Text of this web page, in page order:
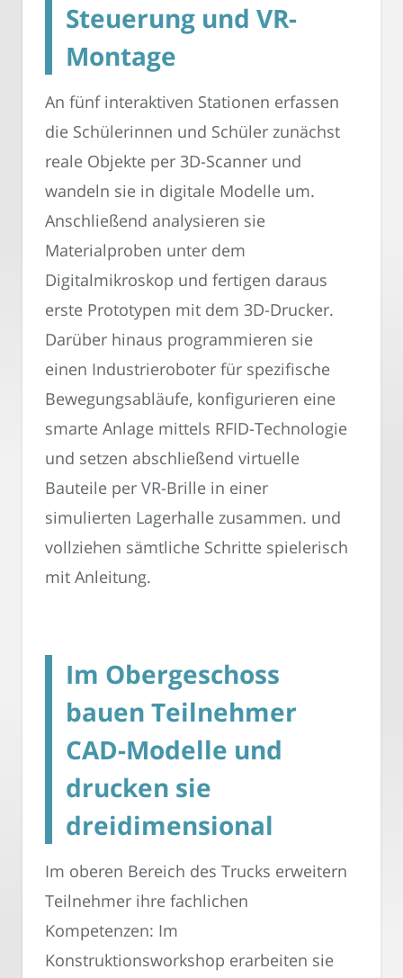
Steuerung und VR-
Montage
An fünf interaktiven Stationen erfassen
die Schülerinnen und Schüler zunächst
reale Objekte per 3D-Scanner und
wandeln sie in digitale Modelle um.
Anschließend analysieren sie
Materialproben unter dem
Digitalmikroskop und fertigen daraus
erste Prototypen mit dem 3D-Drucker.
Darüber hinaus programmieren sie
einen Industrieroboter für spezifische
Bewegungsabläufe, konfigurieren eine
smarte Anlage mittels RFID-Technologie
und setzen abschließend virtuelle
Bauteile per VR-Brille in einer
simulierten Lagerhalle zusammen. und
vollziehen sämtliche Schritte spielerisch
mit Anleitung.
Im Obergeschoss
bauen Teilnehmer
CAD-Modelle und
drucken sie
dreidimensional
Im oberen Bereich des Trucks erweitern
Teilnehmer ihre fachlichen
Kompetenzen: Im
Konstruktionsworkshop erarbeiten sie